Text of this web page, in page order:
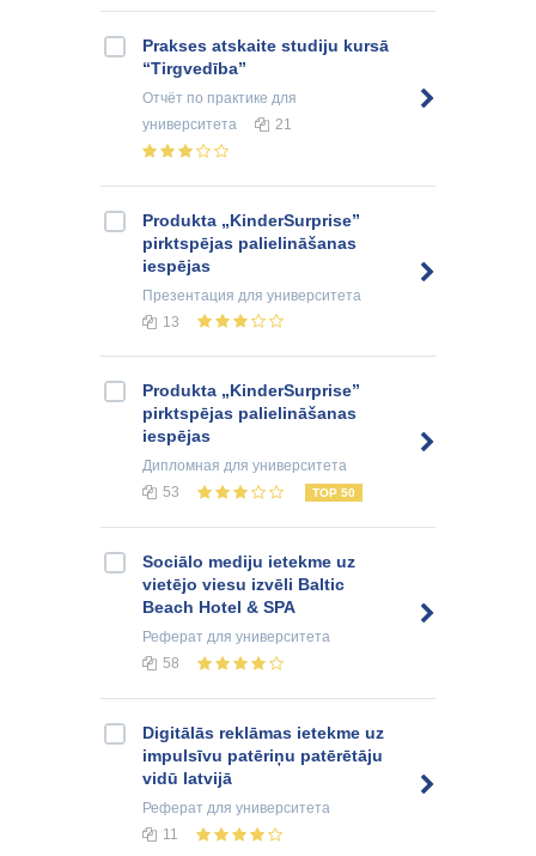
Prakses atskaite studiju kursā
“Tirgvedība”
Отчёт по практике для
университета
21
Produkta „KinderSurprise”
pirktspējas palielināšanas
iespējas
Презентация для университета
13
Produkta „KinderSurprise”
pirktspējas palielināšanas
iespējas
Дипломная для университета
53
TOP 50
Sociālo mediju ietekme uz
vietējo viesu izvēli Baltic
Beach Hotel & SPA
Реферат для университета
58
Digitālās reklāmas ietekme uz
impulsīvu patēriņu patērētāju
vidū latvijā
Реферат для университета
11